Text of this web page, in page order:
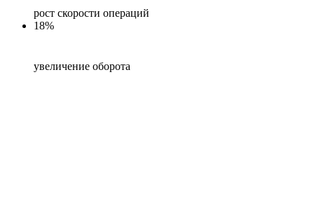
рост скорости операций
18%
увеличение оборота